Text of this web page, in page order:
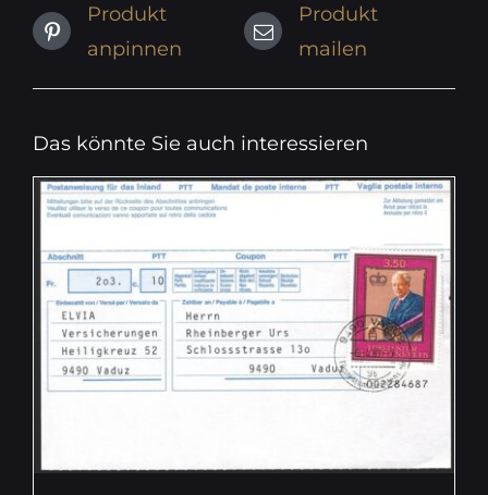
Produkt
anpinnen
Produkt
mailen
Das könnte Sie auch interessieren